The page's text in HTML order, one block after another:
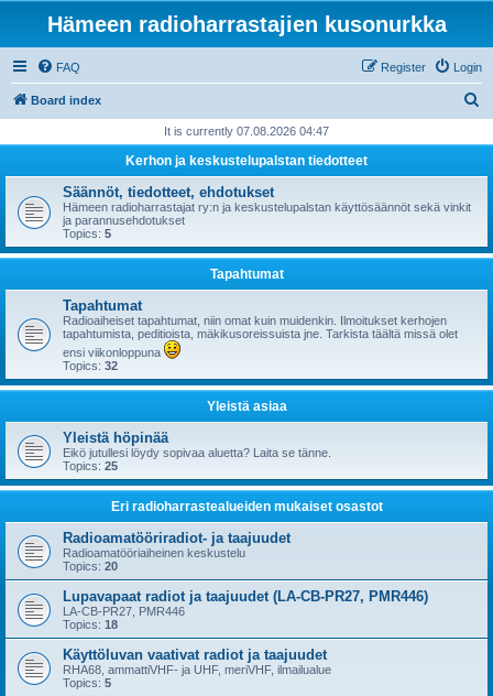
Hämeen radioharrastajien kusonurkka
FAQ Login
Register
Board index
r
It is currently 07.08.2026 04:47
Kerhon ja keskustelupalstan tiedotteet
Säännöt, tiedotteet, ehdotukset
Hämeen radioharrastajat ry:n ja keskustelupalstan käyttösäännöt sekä vinkit
ja parannusehdotukset
Topics: 5
Tapahtumat
Tapahtumat
Radioaiheiset tapahtumat, niin omat kuin muidenkin. Ilmoitukset kerhojen
tapahtumista, peditioista, mäkikusoreissuista jne. Tarkista täältä missä olet
ensi viikonloppuna
Topics: 32
Yleistä asiaa
Yleistä höpinää
Eikö jutullesi löydy sopivaa aluetta? Laita se tänne.
Topics: 25
Eri radioharrastealueiden mukaiset osastot
Radioamatööriradiot- ja taajuudet
Radioamatööriaiheinen keskustelu
Topics: 20
Lupavapaat radiot ja taajuudet (LA-CB-PR27, PMR446)
LA-CB-PR27, PMR446
Topics: 18
Käyttöluvan vaativat radiot ja taajuudet
RHA68, ammattiVHF- ja UHF, meriVHF, ilmailualue
Topics: 5